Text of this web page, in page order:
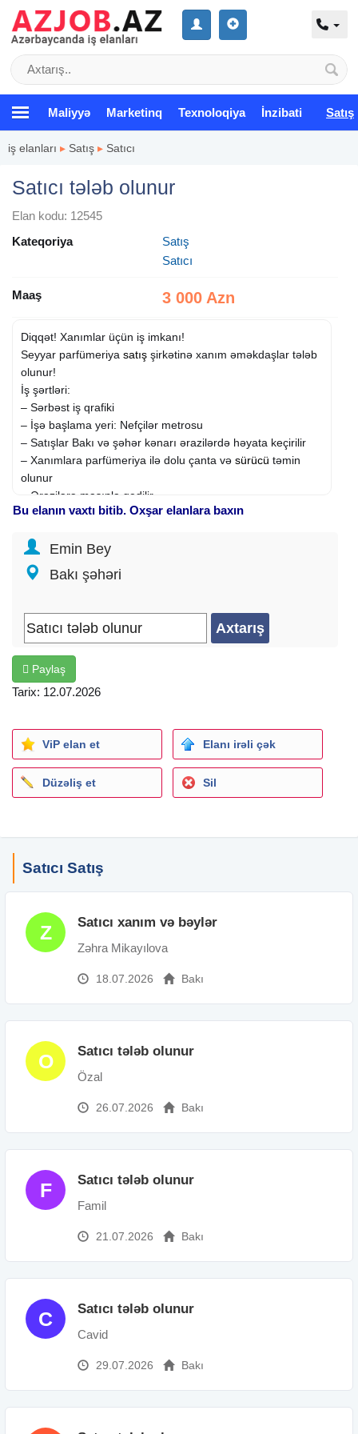
Maliyyə Marketinq Texnoloqiya İnzibati Satış
iş elanları ▸ Satış ▸ Satıcı
Satıcı tələb olunur
Elan kodu: 12545
Kateqoriya
Satış
Satıcı
Maaş 3 000 Azn
Diqqət! Xanımlar üçün iş imkanı!
Seyyar parfümeriya satış şirkətinə xanım əməkdaşlar tələb
olunur!
İş şərtləri:
– Sərbəst iş qrafiki
– İşə başlama yeri: Nefçilər metrosu
– Satışlar Bakı və şəhər kənarı ərazilərdə həyata keçirilir
– Xanımlara parfümeriya ilə dolu çanta və sürücü təmin
olunur
– Ərazilərə maşınla gedilir
Gəlir imkanları:
– 200 AZN satış → 80 AZN qazanc
– 300 AZN satış → 120 AZN qazanc
Yalnız ətir sataraq rahat şəkildə qazanc əldə edin!
– 11:00-dan 18:00 və ya 19:00-a qədər
– Həftədə 1 gün istirahət
– Bonuslar və mükafatlar mövcuddur
WhatsApp 24/7 aktivdir!
Yalnız həqiqətən işləmək istəyən xanımlar müraciət etsin!
Şirkət növü: Birbaşa işəgötürən
İş qrafiki: Sərbəst
İş təcrübəsi: Təcrübəsiz
Təhsil: Orta
Bu elanın vaxtı bitib. Oxşar elanlara baxın
Emin Bey
Bakı şəhəri
Paylaş
Tarix: 12.07.2026
ViP elan et Elanı irəli çək
Düzəliş et Sil
Satıcı Satış
Z Satıcı xanım və bəylər
Zəhra Mikayılova
18.07.2026 Bakı
O Satıcı tələb olunur
Özal
26.07.2026 Bakı
F Satıcı tələb olunur
Famil
21.07.2026 Bakı
C Satıcı tələb olunur
Cavid
29.07.2026 Bakı